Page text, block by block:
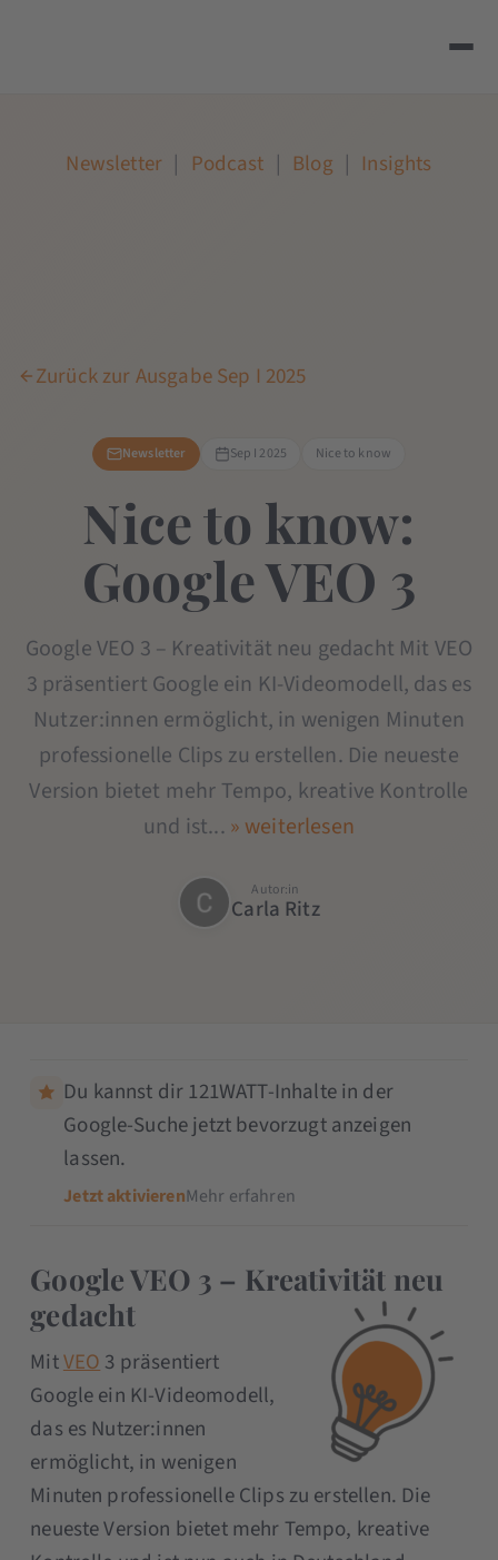
Newsletter | Podcast | Blog | Insights
Zurück zur Ausgabe Sep I 2025
Newsletter Sep I 2025 Nice to know
Nice to know:
Google VEO 3
Google VEO 3 – Kreativität neu gedacht Mit VEO
3 präsentiert Google ein KI-Videomodell, das es
Nutzer:innen ermöglicht, in wenigen Minuten
professionelle Clips zu erstellen. Die neueste
Version bietet mehr Tempo, kreative Kontrolle
und ist... » weiterlesen
Autor:in
Carla Ritz
Du kannst dir 121WATT-Inhalte in der
Google-Suche jetzt bevorzugt anzeigen
lassen.
Jetzt aktivierenMehr erfahren
Google VEO 3 – Kreativität neu
gedacht
MitVEO3 präsentiert
Google ein KI-Videomodell,
das es Nutzer:innen
ermöglicht, in wenigen
Minuten professionelle Clips zu erstellen. Die
neueste Version bietet mehr Tempo, kreative